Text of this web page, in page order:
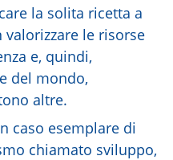
la solita ricetta a
le risorse
e, quindi,
del mondo,
altre.
caso esemplare di
chiamato sviluppo,